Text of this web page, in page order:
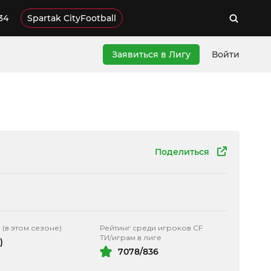
Spartak CityFootball
Заявиться в Лигу Войти
Поделиться
(в этом сезоне)
Рейтинг среди игроков CF
ТИ/играм в лиге
7078/836